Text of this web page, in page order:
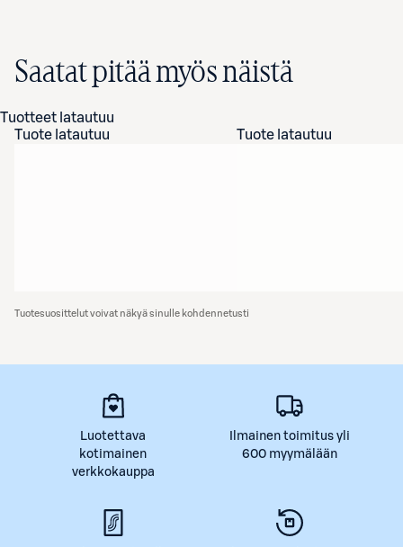
Saatat pitää myös näistä
Tuotteet latautuu
Tuote latautuu
Tuote latautuu
Tuotesuosittelut voivat näkyä sinulle kohdennetusti
Luotettava
kotimainen
verkkokauppa
Ilmainen toimitus yli
600 myymälään